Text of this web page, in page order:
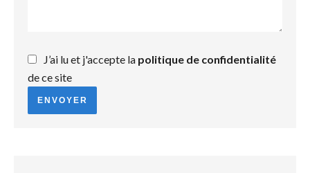
J’ai lu et j'accepte la politique de confidentialité
de ce site
ENVOYER